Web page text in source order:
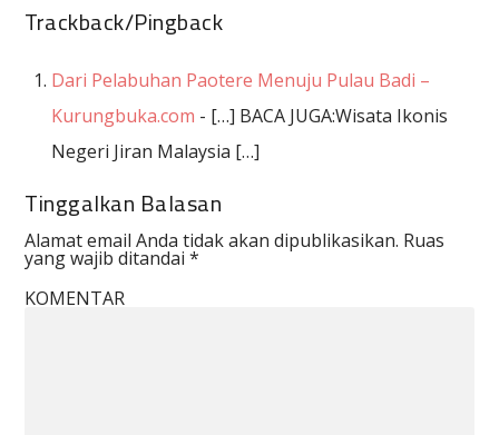
Trackback/Pingback
Dari Pelabuhan Paotere Menuju Pulau Badi –
Kurungbuka.com - […] BACA JUGA:Wisata Ikonis
Negeri Jiran Malaysia […]
Tinggalkan Balasan
Alamat email Anda tidak akan dipublikasikan. Ruas
yang wajib ditandai*
KOMENTAR